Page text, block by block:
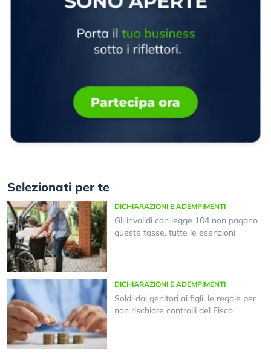
Selezionati per te
DICHIARAZIONI E ADEMPIMENTI
Gli invalidi con legge 104 non pagano
queste tasse, tutte le esenzioni
DICHIARAZIONI E ADEMPIMENTI
Soldi dai genitori ai figli, le regole per
non rischiare controlli del Fisco